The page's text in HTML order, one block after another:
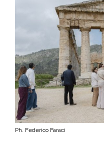
Ph. Federico Faraci